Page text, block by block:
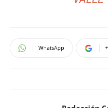
WhatsApp